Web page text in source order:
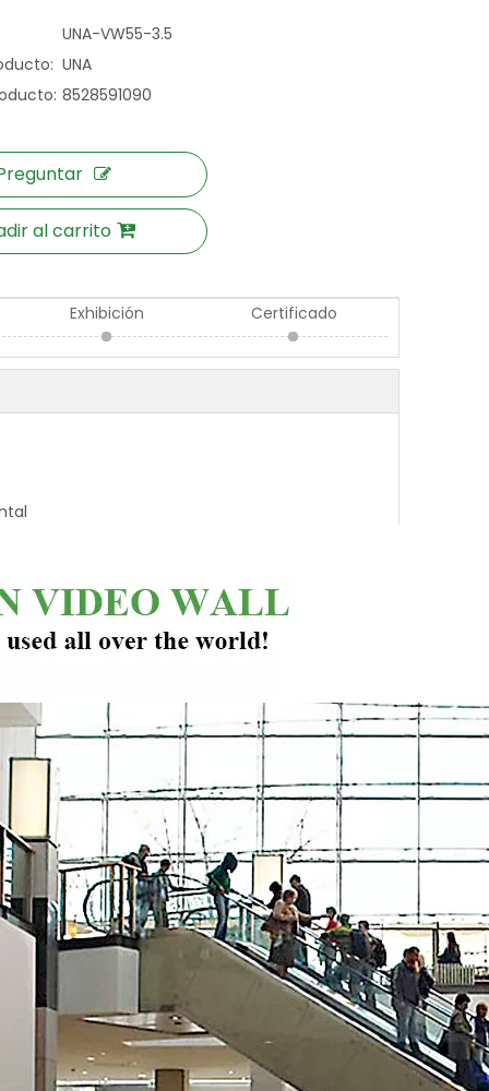
UNA-VW55-3.5
UNA
8528591090
al carrito
Exhibición Certificado